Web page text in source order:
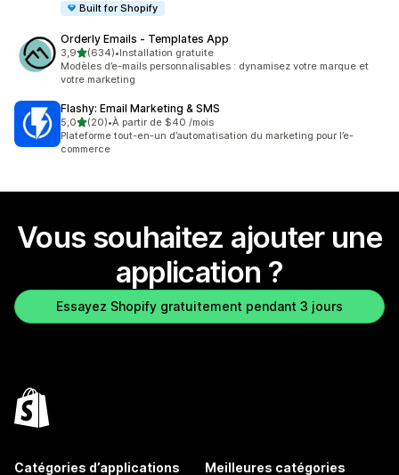
Built for Shopify
Orderly Emails ‑ Templates App
3,9étoile(s) sur 5
(634)
634 avis au total
•Installation gratuite
Modèles d’e-mails personnalisables : dynamisez votre marque et
votre marketing
Flashy: Email Marketing & SMS
5,0étoile(s) sur 5
(20)
20 avis au total
•À partir de $40 /mois
Plateforme tout-en-un d’automatisation du marketing pour l’e-
commerce
Vous souhaitez ajouter une
application ?
Essayez Shopify gratuitement pendant 3 jours
Catégories d’applications Meilleures catégories